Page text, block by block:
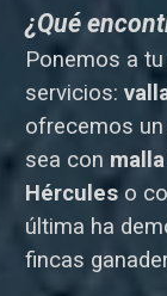
¿Qué
Ponemos a
servicios:
ofrecemos
sea con
Hércules o
última ha
fincas